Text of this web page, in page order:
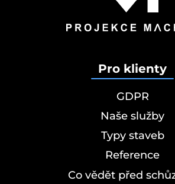
Pro klienty
GDPR
Naše služby
Typy staveb
Reference
Co vědět před